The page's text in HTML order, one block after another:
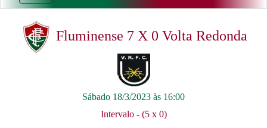
Fluminense 7 X 0 Volta Redonda
Sábado 18/3/2023 às 16:00
Intervalo - (5 x 0)